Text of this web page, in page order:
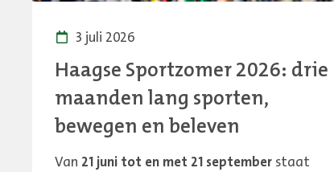
3 juli 2026
Haagse Sportzomer 2026: drie
maanden lang sporten,
bewegen en beleven
Van 21 juni tot en met 21 september staat